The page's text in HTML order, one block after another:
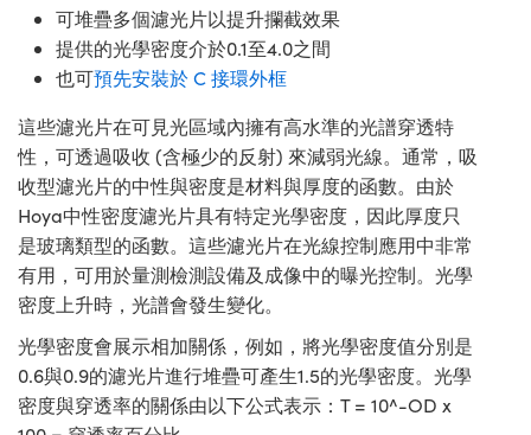
可堆疊多個濾光片以提升攔截效果
提供的光學密度介於0.1至4.0之間
也可預先安裝於 C 接環外框
這些濾光片在可見光區域內擁有高水準的光譜穿透特
性，可透過吸收 (含極少的反射) 來減弱光線。通常，吸
收型濾光片的中性與密度是材料與厚度的函數。由於
Hoya中性密度濾光片具有特定光學密度，因此厚度只
是玻璃類型的函數。這些濾光片在光線控制應用中非常
有用，可用於量測檢測設備及成像中的曝光控制。光學
密度上升時，光譜會發生變化。
光學密度會展示相加關係，例如，將光學密度值分別是
0.6與0.9的濾光片進行堆疊可產生1.5的光學密度。光學
密度與穿透率的關係由以下公式表示：T = 10^-OD x